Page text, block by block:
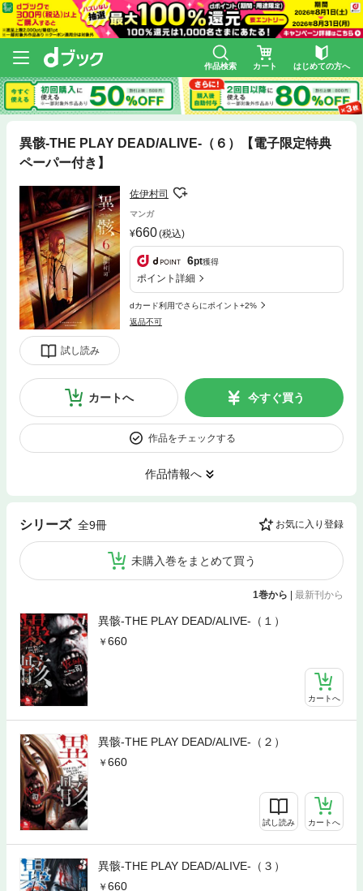
作品検索 カート はじめての方へ
異骸-THE PLAY DEAD/ALIVE-（６）【電子限定特典
ペーパー付き】
試し読み
佐伊村司
マンガ
660(税込)
6pt獲得
ポイント詳細
dカード利用でさらにポイント+2%
返品不可
カートへ 今すぐ買う
作品をチェックする
作品情報へ
シリーズ 全9冊 お気に入り登録
未購入巻をまとめて買う
1巻から | 最新刊から
異骸-THE PLAY DEAD/ALIVE-（１）
660
カートへ
異骸-THE PLAY DEAD/ALIVE-（２）
660
試し読み カートへ
異骸-THE PLAY DEAD/ALIVE-（３）
660